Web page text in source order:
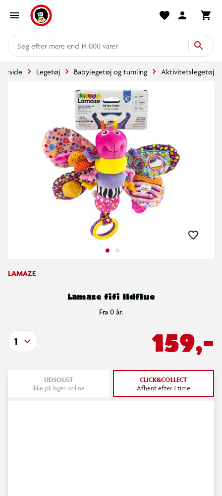
mere end 14.000 varer
Legetøj Babylegetøj og tumling Aktivitetslegetøj
LAMAZE
Lamaze fifi Ildflue
Fra 0 år.
159,-
1
UDSOLGT
Ikke på lager online
CLICK&COLLECT
Afhent efter 1 time